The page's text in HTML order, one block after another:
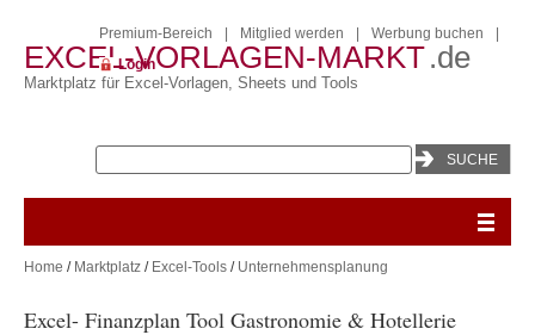
EXCEL-VORLAGEN-MARKT.de
Marktplatz für Excel-Vorlagen, Sheets und Tools
Premium-Bereich Mitglied werden Werbung buchen
Login
Home / Marktplatz / Excel-Tools / Unternehmensplanung
Excel- Finanzplan Tool Gastronomie & Hotellerie